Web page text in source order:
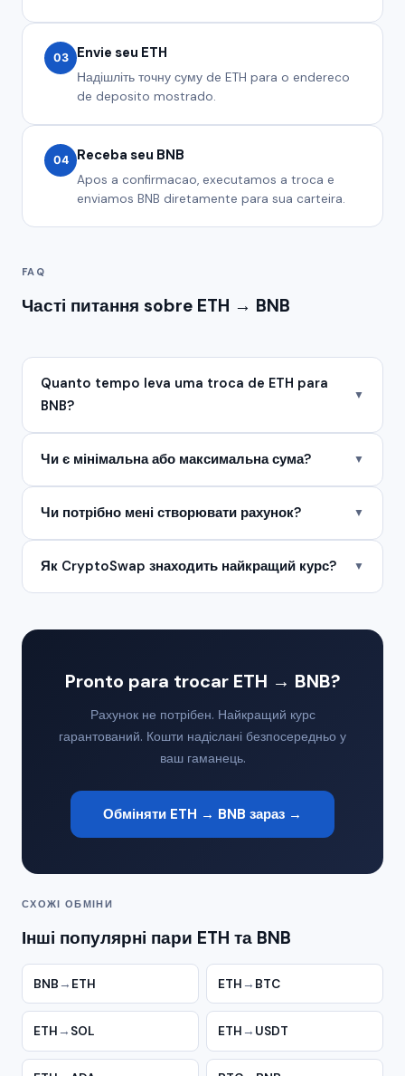
03 Envie seu ETH
Надішліть точну суму de ETH para o endereco
de deposito mostrado.
04 Receba seu BNB
Apos a confirmacao, executamos a troca e
enviamos BNB diretamente para sua carteira.
FAQ
Часті питання sobre ETH → BNB
Quanto tempo leva uma troca de ETH para
BNB?
▼
Чи є мінімальна або максимальна сума? ▼
Чи потрібно мені створювати рахунок? ▼
Як CryptoSwap знаходить найкращий курс? ▼
Pronto para trocar ETH → BNB?
Рахунок не потрібен. Найкращий курс
гарантований. Кошти надіслані безпосередньо у
ваш гаманець.
Обміняти ETH → BNB зараз →
СХОЖІ ОБМІНИ
Інші популярні пари ETH та BNB
BNB → ETH ETH → BTC
ETH → SOL ETH → USDT